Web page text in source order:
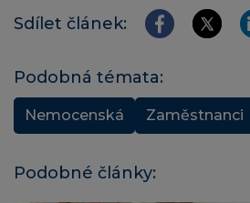
Sdílet článek:
Podobná témata:
Nemocenská Zaměstnanci
Podobné články: